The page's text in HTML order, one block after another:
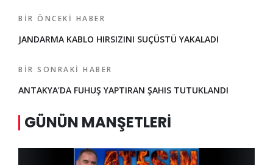
BIR ÖNCEKI HABER
JANDARMA KABLO HIRSIZINI SUÇÜSTÜ YAKALADI
BIR SONRAKI HABER
ANTAKYA’DA FUHUŞ YAPTIRAN ŞAHIS TUTUKLANDI
GÜNÜN MANŞETLERI